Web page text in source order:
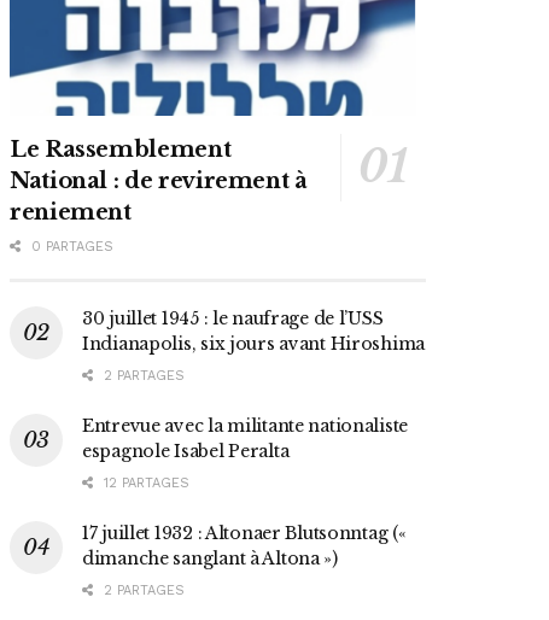
Le Rassemblement
National : de revirement à
reniement
0 PARTAGES
30 juillet 1945 : le naufrage de l’USS
Indianapolis, six jours avant Hiroshima
2 PARTAGES
Entrevue avec la militante nationaliste
espagnole Isabel Peralta
12 PARTAGES
17 juillet 1932 : Altonaer Blutsonntag («
dimanche sanglant à Altona »)
2 PARTAGES